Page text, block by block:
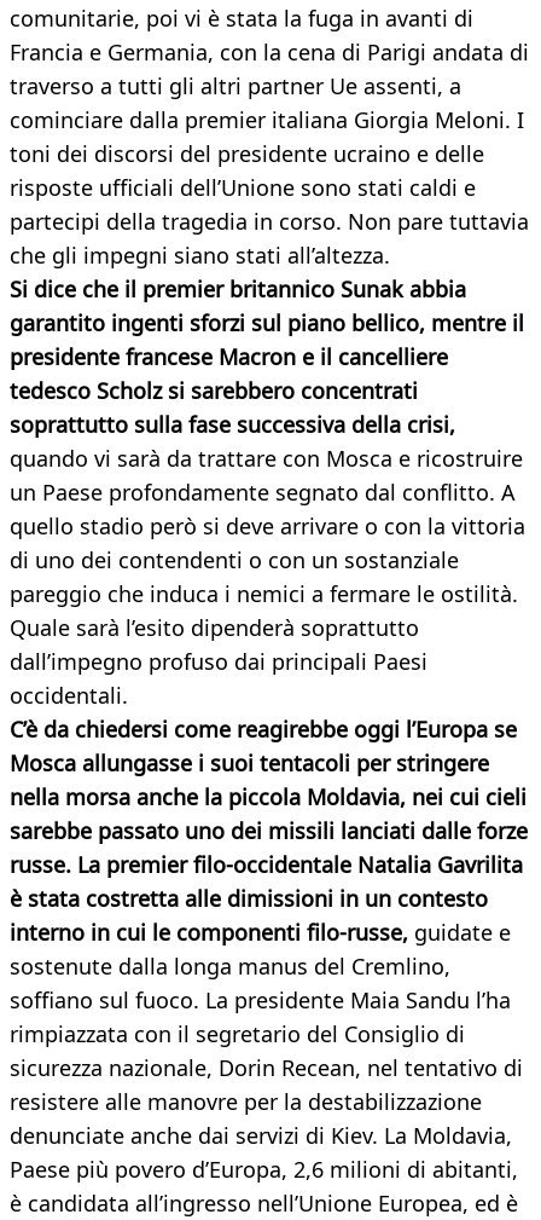
comunitarie, poi vi è stata la fuga in avanti di
Francia e Germania, con la cena di Parigi andata di
traverso a tutti gli altri partner Ue assenti, a
cominciare dalla premier italiana Giorgia Meloni. I
toni dei discorsi del presidente ucraino e delle
risposte ufficiali dell’Unione sono stati caldi e
partecipi della tragedia in corso. Non pare tuttavia
che gli impegni siano stati all’altezza.
Si dice che il premier britannico Sunak abbia
garantito ingenti sforzi sul piano bellico, mentre il
presidente francese Macron e il cancelliere
tedesco Scholz si sarebbero concentrati
soprattutto sulla fase successiva della crisi,
quando vi sarà da trattare con Mosca e ricostruire
un Paese profondamente segnato dal conflitto. A
quello stadio però si deve arrivare o con la vittoria
di uno dei contendenti o con un sostanziale
pareggio che induca i nemici a fermare le ostilità.
Quale sarà l’esito dipenderà soprattutto
dall’impegno profuso dai principali Paesi
occidentali.
C’è da chiedersi come reagirebbe oggi l’Europa se
Mosca allungasse i suoi tentacoli per stringere
nella morsa anche la piccola Moldavia, nei cui cieli
sarebbe passato uno dei missili lanciati dalle forze
russe. La premier filo-occidentale Natalia Gavrilita
è stata costretta alle dimissioni in un contesto
interno in cui le componenti filo-russe, guidate e
sostenute dalla longa manus del Cremlino,
soffiano sul fuoco. La presidente Maia Sandu l’ha
rimpiazzata con il segretario del Consiglio di
sicurezza nazionale, Dorin Recean, nel tentativo di
resistere alle manovre per la destabilizzazione
denunciate anche dai servizi di Kiev. La Moldavia,
Paese più povero d’Europa, 2,6 milioni di abitanti,
è candidata all’ingresso nell’Unione Europea, ed è